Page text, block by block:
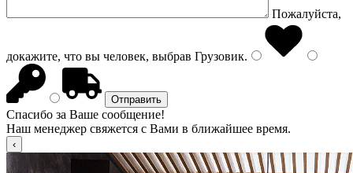
Пожалуйста,
докажите, что вы человек, выбрав Грузовик.
Спасибо за Ваше сообщение!
Наш менеджер свяжется с Вами в ближайшее время.